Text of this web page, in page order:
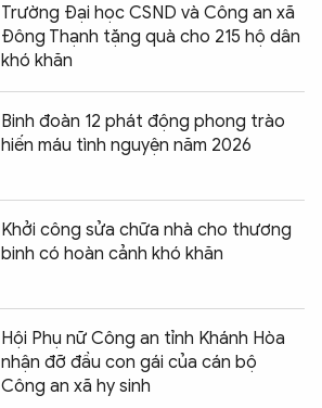
Trường Đại học CSND và Công an xã
Đông Thạnh tặng quà cho 215 hộ dân
khó khăn
Binh đoàn 12 phát động phong trào
hiến máu tình nguyện năm 2026
Khởi công sửa chữa nhà cho thương
binh có hoàn cảnh khó khăn
Hội Phụ nữ Công an tỉnh Khánh Hòa
nhận đỡ đầu con gái của cán bộ
Công an xã hy sinh